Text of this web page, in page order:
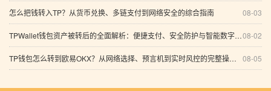
08-03
怎么把钱转入TP？从货币兑换、多链支付到网络安全的综合指南
08-02
TPWallet钱包资产被转后的全面解析：便捷支付、安全防护与智能数字资产管理
08-05
TP钱包怎么转到欧易OKX？从网络选择、预言机到实时风控的完整操作指南